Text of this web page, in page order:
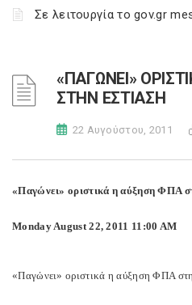
Σε λειτουργία το gov.gr
«ΠΑΓΩΝΕΙ»
ΣΤΗΝ ΕΣΤΙΑΣΗ
22 Αυγούστου, 2011
«Παγώνει» οριστικά η αύξηση ΦΠΑ
Monday August 22, 2011 11:00 AM
«Παγώνει» οριστικά η αύξηση ΦΠΑ